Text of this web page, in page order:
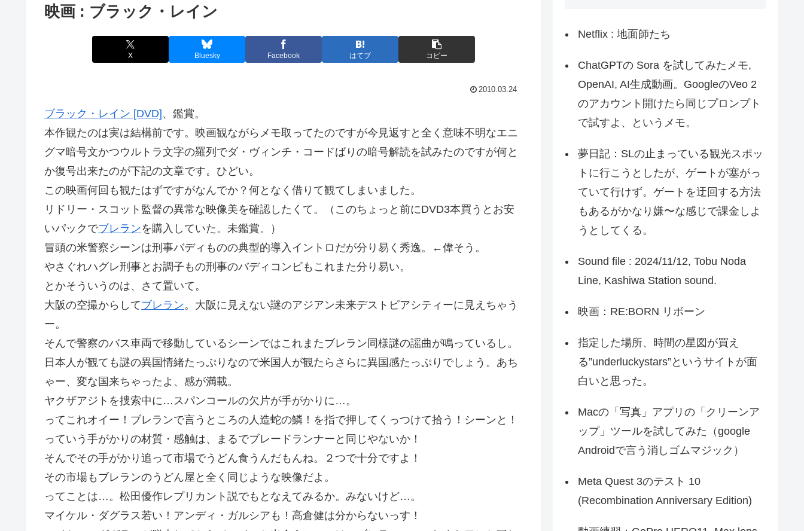
映画 : ブラック・レイン
X Bluesky Facebook はてブ コピー
2010.03.24
ブラック・レイン [DVD]、鑑賞。
本作観たのは実は結構前です。映画観ながらメモ取ってたのですが今見返すと全く意味不明なエニ
グマ暗号文かつウルトラ文字の羅列でダ・ヴィンチ・コードばりの暗号解読を試みたのですが何と
か復号出来たのが下記の文章です。ひどい。
この映画何回も観たはずですがなんでか？何となく借りて観てしまいました。
リドリー・スコット監督の異常な映像美を確認したくて。（このちょっと前にDVD3本買うとお安
いパックでブレランを購入していた。未鑑賞。）
冒頭の米警察シーンは刑事バディものの典型的導入イントロだが分り易く秀逸。←偉そう。
やさぐれハグレ刑事とお調子もの刑事のバディコンビもこれまた分り易い。
とかそういうのは、さて置いて。
大阪の空撮からしてブレラン。大阪に見えない謎のアジアン未来デストピアシティーに見えちゃう
ー。
そんで警察のバス車両で移動しているシーンではこれまたブレラン同様謎の謡曲が鳴っているし。
日本人が観ても謎の異国情緒たっぷりなので米国人が観たらさらに異国感たっぷりでしょう。あち
ゃー、変な国来ちゃったよ、感が満載。
ヤクザアジトを捜索中に…スパンコールの欠片が手がかりに…。
ってこれオイー！ブレランで言うところの人造蛇の鱗！を指で押してくっつけて拾う！シーンと！
っていう手がかりの材質・感触は、まるでブレードランナーと同じやないか！
そんでその手がかり追って市場でうどん食うんだもんね。２つで十分ですよ！
その市場もブレランのうどん屋と全く同じような映像だよ。
ってことは…。松田優作レプリカント説でもとなえてみるか。みないけど…。
マイケル・ダグラス若い！アンディ・ガルシアも！高倉健は分からないっす！
Netflix : 地面師たち
ChatGPTの Sora を試してみたメモ,
OpenAI, AI生成動画。GoogleのVeo 2
のアカウント開けたら同じプロンプト
で試すよ、というメモ。
夢日記：SLの止まっている観光スポッ
トに行こうとしたが、ゲートが塞がっ
ていて行けず。ゲートを迂回する方法
もあるがかなり嫌〜な感じで課金しよ
うとしてくる。
Sound file : 2024/11/12, Tobu Noda
Line, Kashiwa Station sound.
映画：RE:BORN リボーン
指定した場所、時間の星図が買え
る”underluckystars”というサイトが面
白いと思った。
Macの「写真」アプリの「クリーンア
ップ」ツールを試してみた（google
Androidで言う消しゴムマジック）
Meta Quest 3のテスト 10
(Recombination Anniversary Edition)